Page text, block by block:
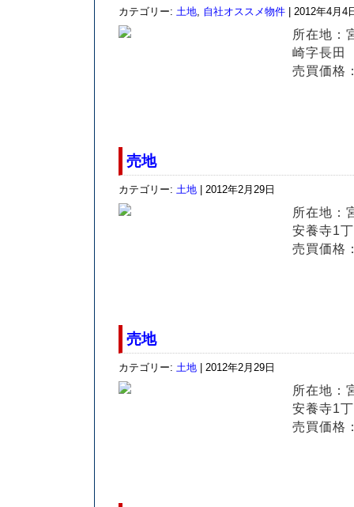
カテゴリー: 土地, 自社オススメ物件 | 2012年4月4
所在地：
崎字長田
売買価格
売地
カテゴリー: 土地 | 2012年2月29日
所在地：
安養寺1
売買価格
売地
カテゴリー: 土地 | 2012年2月29日
所在地：
安養寺1
売買価格